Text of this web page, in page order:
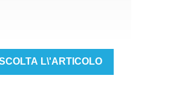
L\'ARTICOLO